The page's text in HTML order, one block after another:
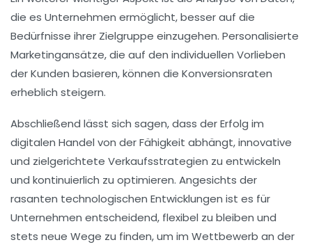
die es Unternehmen ermöglicht, besser auf die
Bedürfnisse ihrer Zielgruppe einzugehen. Personalisierte
Marketingansätze, die auf den individuellen Vorlieben
der Kunden basieren, können die Konversionsraten
erheblich steigern.
Abschließend lässt sich sagen, dass der Erfolg im
digitalen Handel von der Fähigkeit abhängt, innovative
und zielgerichtete Verkaufsstrategien zu entwickeln
und kontinuierlich zu optimieren. Angesichts der
rasanten technologischen Entwicklungen ist es für
Unternehmen entscheidend, flexibel zu bleiben und
stets neue Wege zu finden, um im Wettbewerb an der